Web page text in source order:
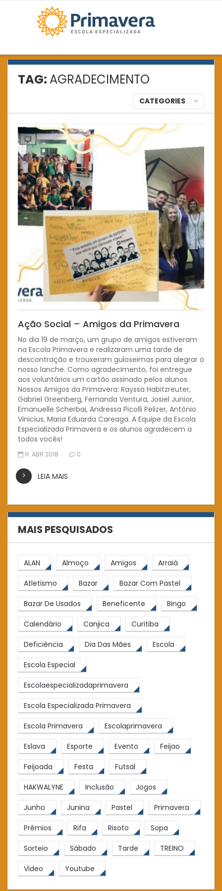
TAG: AGRADECIMENTO
CATEGORIES
Ação Social – Amigos da Primavera
No dia 19 de março, um grupo de amigos estiveram
na Escola Primavera e realizaram uma tarde de
descontração e trouxeram guloseimas para alegrar o
nosso lanche. Como agradecimento, foi entregue
aos voluntários um cartão assinado pelos alunos.
Nossos Amigos da Primavera: Rayssa Habitzreuter,
Gabriel Greenberg, Fernanda Ventura, Josiel Junior,
Emanuelle Scherbai, Andressa Picolli Pelizer, Antônio
Vinicius, Maria Eduarda Careaga. A Equipe da Escola
Especializada Primavera e os alunos agradecem a
todos vocês!
11. ABR 2018 0
LEIA MAIS
MAIS PESQUISADOS
ALAN Almoço Amigos Arraiá
Atletismo Bazar Bazar Com Pastel
Bazar De Usados Beneficente Bingo
Calendário Canjica Curitiba
Deficiência Dia Das Mães Escola
Escola Especial
Escolaespecializadaprimavera
Escola Especializada Primavera
Escola Primavera Escolaprimavera
Eslava Esporte Evento Feijao
Feijoada Festa Futsal
HAKWALYNE Inclusão Jogos
Junho Junina Pastel Primavera
Prêmios Rifa Risoto Sopa
Sorteio Sábado Tarde TREINO
Video Youtube